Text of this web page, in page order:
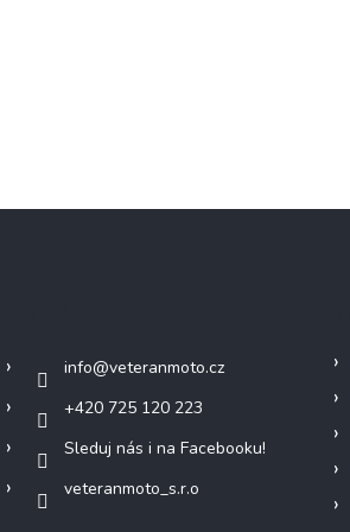
info@veteranmoto.cz
+420 725 120 223
Sleduj nás i na Facebooku!
veteranmoto_s.r.o